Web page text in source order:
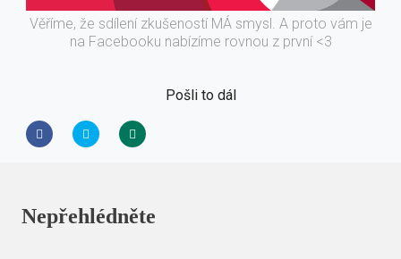
Věříme, že sdílení zkušeností MÁ smysl. A proto vám je
na Facebooku nabízíme rovnou z první <3
Pošli to dál
Nepřehlédněte